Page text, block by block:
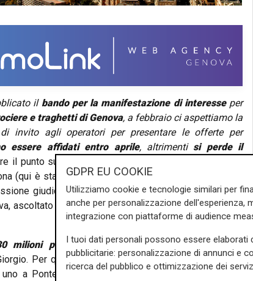
il bando per la manifestazione di interesseper
e traghetti di Genova, a febbraio ci aspettiamo la
invito agli operatori per presentare le offerte per
essere affidati entro aprile, altrimentisi perde il
il punto sui progetti di elettrificazione delle banchine
(qui è stato pubblicato direttamente il bando ed è in
giudicatrice) è statoDavide Sciutto,ingegnere
ascoltato dalla commissione consiliare convocata da
milioni per Genova e 10 per Savona" ricorda il
Per quanto riguarda Genova, si tratta di allestire
a Ponte dei Mille (ponente) e uno a Ponte Doria
GDPR EU COOKIE
Utilizziamo cookie e tecnologie similari per
anche per personalizzazione dell'esperienza,
integrazione con piattaforme di audience
I tuoi dati personali possono essere
pubblicitarie: personalizzazione di annunci e
ricerca del pubblico e ottimizzazione dei